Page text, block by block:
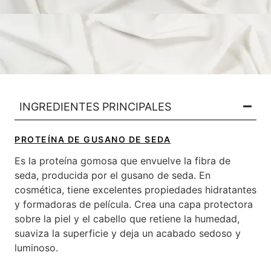
INGREDIENTES PRINCIPALES​
PROTEÍNA DE GUSANO DE SEDA
Es la proteína gomosa que envuelve la fibra de
seda, producida por el gusano de seda. En
cosmética, tiene excelentes propiedades hidratantes
y formadoras de película. Crea una capa protectora
sobre la piel y el cabello que retiene la humedad,
suaviza la superficie y deja un acabado sedoso y
luminoso.